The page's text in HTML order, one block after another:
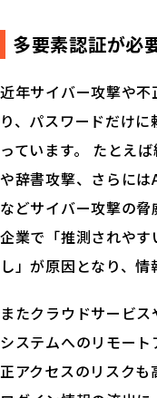
多要素認証が必
近年サイバー攻撃や
り、パスワードだけ
っています。 たとえ
や辞書攻撃、さらに
などサイバー攻撃の
企業で「推測されや
し」が原因となり、情
またクラウドサービ
システムへのリモー
正アクセスのリスクも